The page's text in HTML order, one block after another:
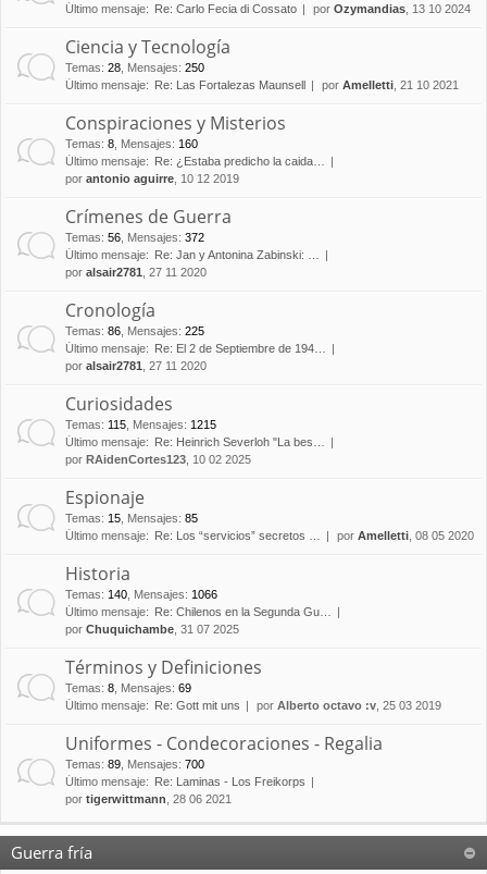
Último mensaje:
Re: Carlo Fecia di Cossato por Ozymandias , 13 10 2024
Ciencia y Tecnología
Temas: 28 Mensajes: 250
Último mensaje:
Re: Las Fortalezas Maunsell por Amelletti , 21 10 2021
Conspiraciones y Misterios
Temas: 8 Mensajes: 160
Último mensaje:
Re: ¿Estaba predicho la caida…
por antonio aguirre , 10 12 2019
Crímenes de Guerra
Temas: 56 Mensajes: 372
Último mensaje:
Re: Jan y Antonina Zabinski: …
por alsair2781 , 27 11 2020
Cronología
Temas: 86 Mensajes: 225
Último mensaje:
Re: El 2 de Septiembre de 194…
por alsair2781 , 27 11 2020
Curiosidades
Temas: 115 Mensajes: 1215
Último mensaje:
Re: Heinrich Severloh "La bes…
por RAidenCortes123 , 10 02 2025
Espionaje
Temas: 15 Mensajes: 85
Último mensaje:
Re: Los “servicios” secretos … por Amelletti , 08 05 2020
Historia
Temas: 140 Mensajes: 1066
Último mensaje:
Re: Chilenos en la Segunda Gu…
por Chuquichambe , 31 07 2025
Términos y Definiciones
Temas: 8 Mensajes: 69
Último mensaje:
Re: Gott mit uns por Alberto octavo :v , 25 03 2019
Uniformes - Condecoraciones - Regalia
Temas: 89 Mensajes: 700
Último mensaje:
Re: Laminas - Los Freikorps
por tigerwittmann , 28 06 2021
Guerra fría